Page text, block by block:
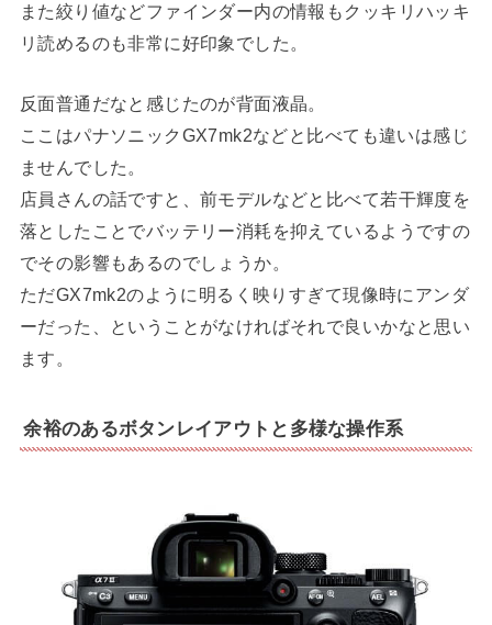
また絞り値などファインダー内の情報もクッキリハッキ
リ読めるのも非常に好印象でした。
反面普通だなと感じたのが背面液晶。
ここはパナソニックGX7mk2などと比べても違いは感じ
ませんでした。
店員さんの話ですと、前モデルなどと比べて若干輝度を
落としたことでバッテリー消耗を抑えているようですの
でその影響もあるのでしょうか。
ただGX7mk2のように明るく映りすぎて現像時にアンダ
ーだった、ということがなければそれで良いかなと思い
ます。
余裕のあるボタンレイアウトと多様な操作系